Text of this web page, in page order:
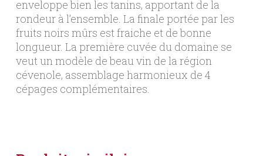
enveloppe bien les tanins, apportant de la
rondeur à l’ensemble. La finale portée par les
fruits noirs mûrs est fraiche et de bonne
longueur. La première cuvée du domaine se
veut un modèle de beau vin de la région
cévenole, assemblage harmonieux de 4
cépages complémentaires.